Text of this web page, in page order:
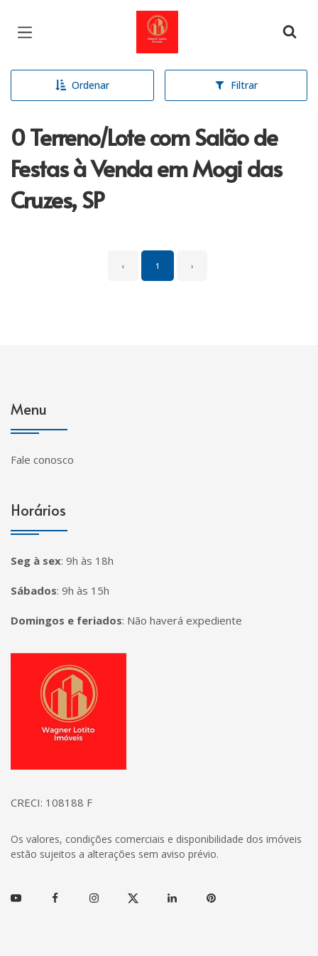
Página inicial
Ordenar Filtrar
0 Terreno/Lote com Salão de
Festas à Venda em Mogi das
Cruzes, SP
‹ 1 ›
Menu
Fale conosco
Horários
Seg à sex: 9h às 18h
Sábados: 9h às 15h
Domingos e feriados: Não haverá expediente
Página inicial
CRECI: 108188 F
Os valores, condições comerciais e disponibilidade dos imóveis
estão sujeitos a alterações sem aviso prévio.
Youtube FacebookInstagramTwitter Linkedin Pinterest